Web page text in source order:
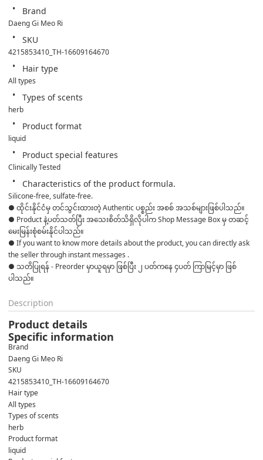
Brand
Daeng Gi Meo Ri
SKU
4215853410_TH-16609164670
Hair type
All types
Types of scents
herb
Product format
liquid
Product special features
Clinically Tested
Characteristics of the product formula.
Silicone-free, sulfate-free.
● ထိုင်းနိုင်ငံမှ တင်သွင်းထားတဲ့ Authentic ပစ္စည်း အစစ် အသစ်များဖြစ်ပါသည်။
● Product နဲ့ပတ်သတ်ပြီး အသေးစိတ်သိရှိလိုပါက Shop Message Box မှ တဆင့်
မေးမြန်းစုံစမ်းနိုင်ပါသည်။
● If you want to know more details about the product, you can directly ask
the seller through instant messages .
● သတိပြုရန် - Preorder မှာယူရမှာ ဖြစ်ပြီး ၂ ပတ်ကနေ ၄ပတ် ကြာမြင့်မှာ ဖြစ်
ပါသည်။
Description
Product details
Specific information
Brand
Daeng Gi Meo Ri
SKU
4215853410_TH-16609164670
Hair type
All types
Types of scents
herb
Product format
liquid